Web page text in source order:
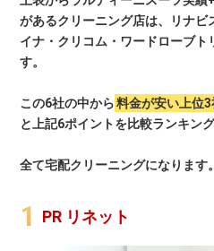
があるクリーニング店は、リナビ
イナ・クリコム・ワードローブト
す。
この6社の中から 料金が安い上位3
と上記6ポイントを比較ランキン
全て宅配クリーニングになります。
PR リネット